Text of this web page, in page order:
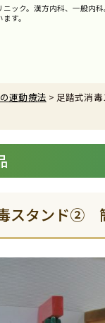
ック。漢方内科、一般内
す。
運動療法 > 足踏式消
スタンド②